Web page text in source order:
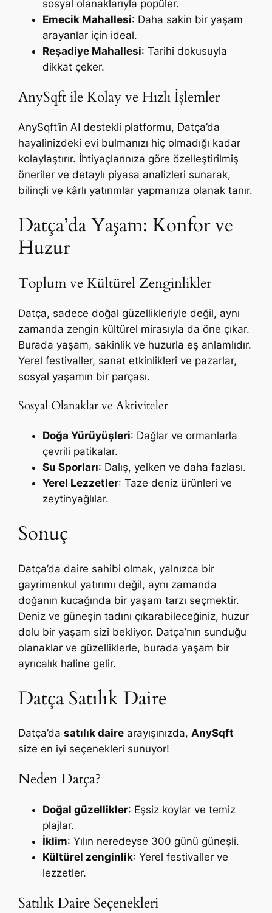
sosyal olanaklarıyla popüler.
Emecik Mahallesi: Daha sakin bir yaşam
arayanlar için ideal.
Reşadiye Mahallesi: Tarihi dokusuyla
dikkat çeker.
AnySqft ile Kolay ve Hızlı İşlemler
AnySqft’in AI destekli platformu, Datça’da
hayalinizdeki evi bulmanızı hiç olmadığı kadar
kolaylaştırır. İhtiyaçlarınıza göre özelleştirilmiş
öneriler ve detaylı piyasa analizleri sunarak,
bilinçli ve kârlı yatırımlar yapmanıza olanak tanır.
Datça’da Yaşam: Konfor ve
Huzur
Toplum ve Kültürel Zenginlikler
Datça, sadece doğal güzellikleriyle değil, aynı
zamanda zengin kültürel mirasıyla da öne çıkar.
Burada yaşam, sakinlik ve huzurla eş anlamlıdır.
Yerel festivaller, sanat etkinlikleri ve pazarlar,
sosyal yaşamın bir parçası.
Sosyal Olanaklar ve Aktiviteler
Doğa Yürüyüşleri: Dağlar ve ormanlarla
çevrili patikalar.
Su Sporları: Dalış, yelken ve daha fazlası.
Yerel Lezzetler: Taze deniz ürünleri ve
zeytinyağlılar.
Sonuç
Datça’da daire sahibi olmak, yalnızca bir
gayrimenkul yatırımı değil, aynı zamanda
doğanın kucağında bir yaşam tarzı seçmektir.
Deniz ve güneşin tadını çıkarabileceğiniz, huzur
dolu bir yaşam sizi bekliyor. Datça’nın sunduğu
olanaklar ve güzelliklerle, burada yaşam bir
ayrıcalık haline gelir.
Datça Satılık Daire
Datça’dasatılık daire arayışınızda,AnySqft
size en iyi seçenekleri sunuyor!
Neden Datça?
Doğal güzellikler: Eşsiz koylar ve temiz
plajlar.
İklim: Yılın neredeyse 300 günü güneşli.
Kültürel zenginlik: Yerel festivaller ve
lezzetler.
Satılık Daire Seçenekleri